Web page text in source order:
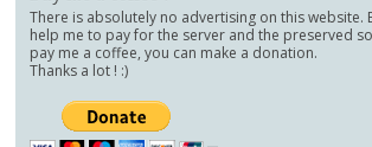
There is absolutely no advertising on this website.
help me to pay for the server and the preserved
pay me a coffee, you can make a donation.
Thanks a lot ! :)